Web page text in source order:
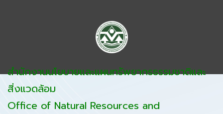
สำนักงานนโยบายและแผนทรัพยากรธรรมชาติและ
สิ่งแวดล้อม
Office of Natural Resources and